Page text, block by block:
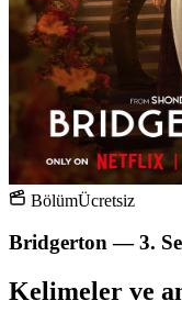
BölümÜcretsiz
Bridgerton — 3.
Kelimeler ve